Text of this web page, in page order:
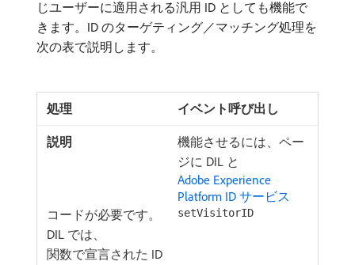
じユーザーに適用される汎用 ID としても機能で
きます。ID のターゲティング／マッチング処理を
次の表で説明します。
イベント呼び出し
機能させるには、ペー
ジに DIL と
Adobe Experience
Platform ID サービス
コードが必要です。
DIL では、
setVisitorID
関数で宣言された ID